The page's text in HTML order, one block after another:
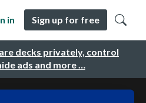
decks privately, control
ads and more …
in Sign up for free